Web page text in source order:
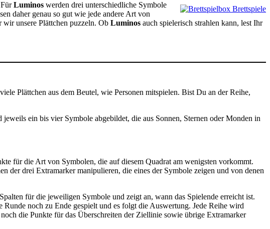
Luminos werden drei unterschiedliche Symbole
daher genau so gut wie jede andere Art von
wir unsere Plättchen puzzeln. Ob Luminos auch spielerisch strahlen kann, lest Ihr
Plättchen aus dem Beutel, wie Personen mitspielen. Bist Du an der Reihe,
ein bis vier Symbole abgebildet, die aus Sonnen, Sternen oder Monden in
für die Art von Symbolen, die auf diesem Quadrat am wenigsten vorkommt.
der drei Extramarker manipulieren, die eines der Symbole zeigen und von denen
für die jeweiligen Symbole und zeigt an, wann das Spielende erreicht ist.
noch zu Ende gespielt und es folgt die Auswertung. Jede Reihe wird
die Punkte für das Überschreiten der Ziellinie sowie übrige Extramarker